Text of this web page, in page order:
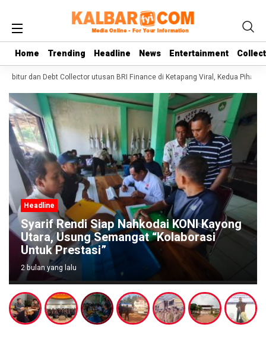
Home Trending Headline News Entertainment
Home Trending Headline News Entertainment
dan Debt Collector utusan BRI Finance di Ketapang Viral, Kedua Pihak
Headline
Syarif Rendi Siap Nahkodai KONI Kayong
Utara, Usung Semangat “Kolaborasi
Untuk Prestasi”
2 bulan yang lalu